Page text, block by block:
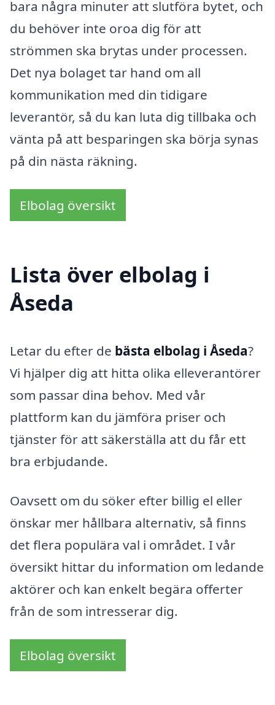
bara några minuter att slutföra bytet, och
du behöver inte oroa dig för att
strömmen ska brytas under processen.
Det nya bolaget tar hand om all
kommunikation med din tidigare
leverantör, så du kan luta dig tillbaka och
vänta på att besparingen ska börja synas
på din nästa räkning.
Elbolag översikt
Lista över elbolag i
Åseda
Letar du efter de bästa elbolag i Åseda?
Vi hjälper dig att hitta olika elleverantörer
som passar dina behov. Med vår
plattform kan du jämföra priser och
tjänster för att säkerställa att du får ett
bra erbjudande.
Oavsett om du söker efter billig el eller
önskar mer hållbara alternativ, så finns
det flera populära val i området. I vår
översikt hittar du information om ledande
aktörer och kan enkelt begära offerter
från de som intresserar dig.
Elbolag översikt